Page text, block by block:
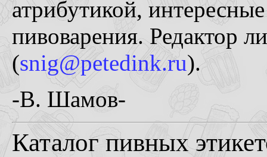
атрибутикой,
пивоварения. Редактор
(snig@petedink.ru).
-В. Шамов-
Каталог пивных